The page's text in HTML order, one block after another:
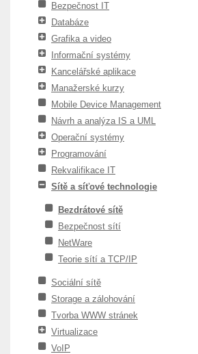
Bezpečnost IT
Databáze
Grafika a video
Informační systémy
Kancelářské aplikace
Manažerské kurzy
Mobile Device Management
Návrh a analýza IS a UML
Operační systémy
Programování
Rekvalifikace IT
Sítě a síťové technologie
Bezdrátové sítě
Bezpečnost sítí
NetWare
Teorie sítí a TCP/IP
Sociální sítě
Storage a zálohování
Tvorba WWW stránek
Virtualizace
VoIP